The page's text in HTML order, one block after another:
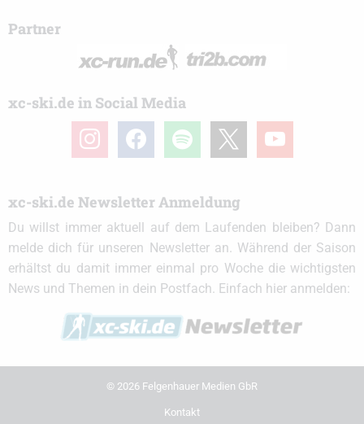
Partner
xc-ski.de in Social Media
instagramfacebook spotify youtube
xc-ski.de Newsletter Anmeldung
Du willst immer aktuell auf dem Laufenden bleiben? Dann
melde dich für unseren Newsletter an. Während der Saison
erhältst du damit immer einmal pro Woche die wichtigsten
News und Themen in dein Postfach. Einfach hier anmelden:
© 2026 Felgenhauer Medien GbR
Kontakt